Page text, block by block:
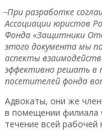
При разработке
Ассоциации юристов
Фонда «Защитники
этого документа мы
аспекты
эффективно решать в
посетителей фонда
Адвокаты, они же
в помещении филиала
течение всей рабочей